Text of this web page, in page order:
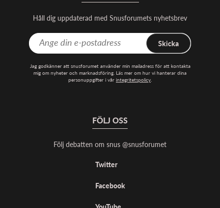
Håll dig uppdaterad med Snusforumets nyhetsbrev
Skicka
Jag godkänner att snusforumet använder min mailadress för att kontakta
mig om nyheter och marknadsföring. Läs mer om hur vi hanterar dina
personuppgifter i vår integritetspolicy.
FÖLJ OSS
Följ debatten om snus @snusforumet
Twitter
Facebook